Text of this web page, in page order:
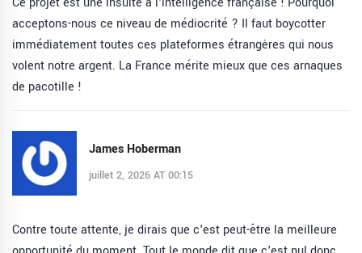
acceptons-nous ce niveau de médiocrité ? Il faut boycotter
immédiatement toutes ces plateformes étrangères qui nous
volent notre argent. La France mérite mieux que ces arnaques
de pacotille !
James Hoberman
juillet 2, 2026 AT 00:15
Contre toute attente, je dirais que c'est peut-être la meilleure